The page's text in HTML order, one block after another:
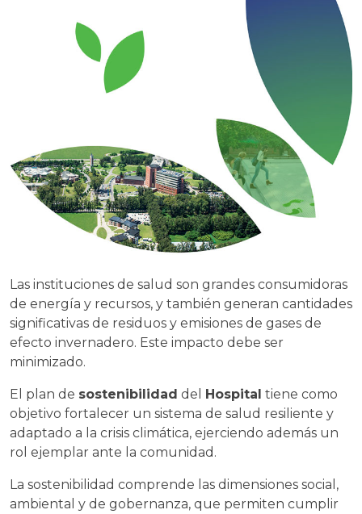
Las instituciones de salud son grandes consumidoras
de energía y recursos, y también generan cantidades
significativas de residuos y emisiones de gases de
efecto invernadero. Este impacto debe ser
minimizado.
El plan de sostenibilidad del Hospital tiene como
objetivo fortalecer un sistema de salud resiliente y
adaptado a la crisis climática, ejerciendo además un
rol ejemplar ante la comunidad.
La sostenibilidad comprende las dimensiones social,
ambiental y de gobernanza, que permiten cumplir